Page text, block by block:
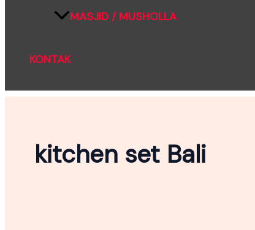
MASJID / MUSHOLLA
KONTAK
kitchen set Bali